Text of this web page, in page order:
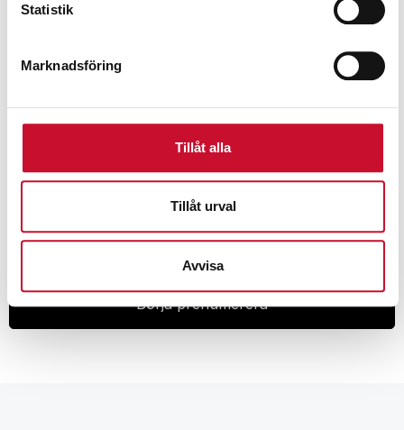
Statistik
Marknadsföring
Tillåt alla
Tillåt urval
Avvisa
Prenumerera på vårt nyhetsbrev för att ta del av
specialerbjudanden, rabatter och nyheter.